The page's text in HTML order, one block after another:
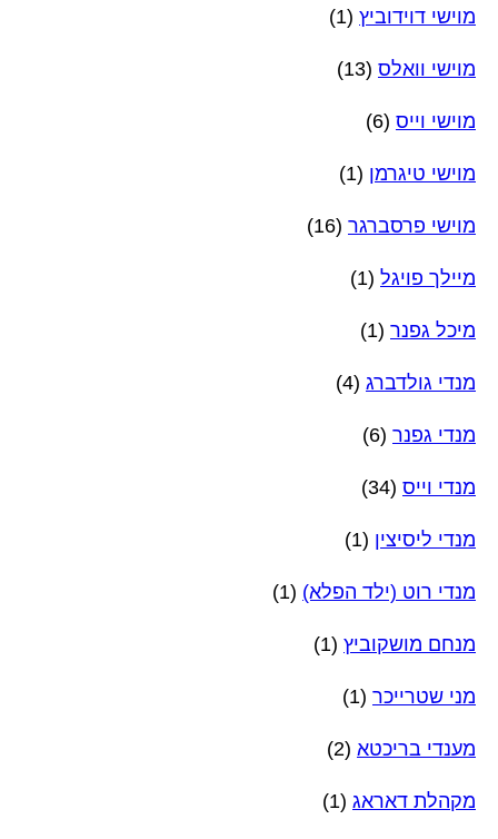
מוישי דוידוביץ (1)
מוישי וואלס (13)
מוישי וייס (6)
מוישי טיגרמן (1)
מוישי פרסברגר (16)
מיילך פויגל (1)
מיכל גפנר (1)
מנדי גולדברג (4)
מנדי גפנר (6)
מנדי וייס (34)
מנדי ליסיצין (1)
מנדי רוט (ילד הפלא) (1)
מנחם מושקוביץ (1)
מני שטרייכר (1)
מענדי בריכטא (2)
מקהלת דאראג (1)